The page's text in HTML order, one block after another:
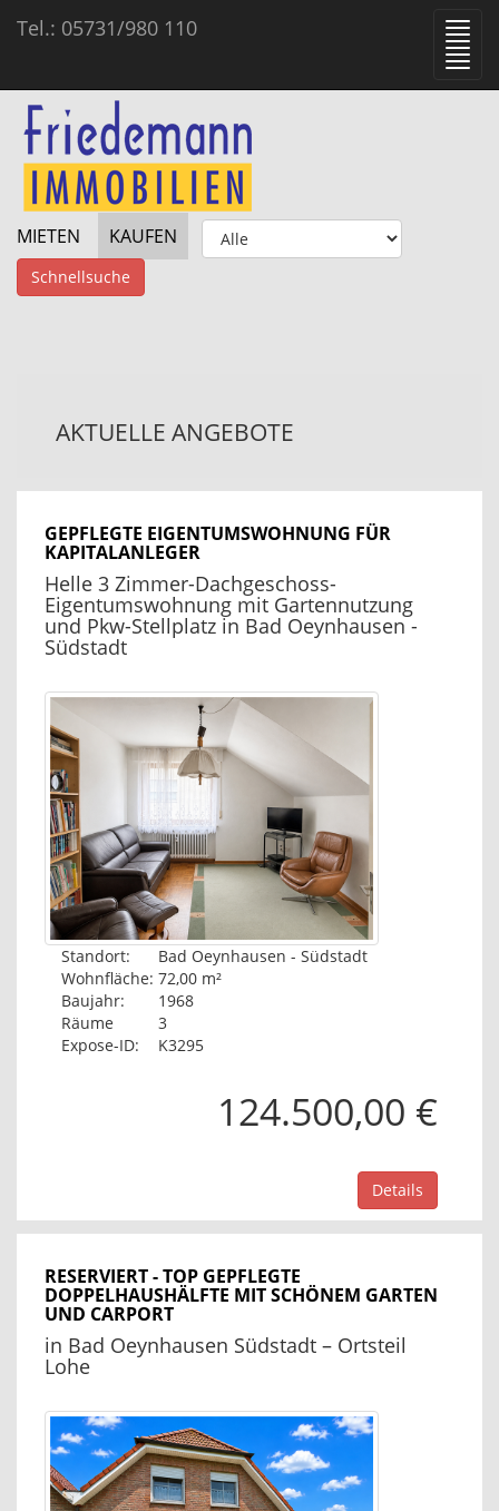
Tel.: 05731/980 110
MIETEN KAUFEN
Schnellsuche
AKTUELLE ANGEBOTE
GEPFLEGTE EIGENTUMSWOHNUNG FÜR
KAPITALANLEGER
Helle 3 Zimmer-Dachgeschoss-
Eigentumswohnung mit Gartennutzung
und Pkw-Stellplatz in Bad Oeynhausen -
Südstadt
Standort:
Bad Oeynhausen - Südstadt
Wohnfläche: 72,00 m²
Baujahr:
1968
Räume
3
Expose-ID:
K3295
124.500,00 €
Details
RESERVIERT - TOP GEPFLEGTE
DOPPELHAUSHÄLFTE MIT SCHÖNEM GARTEN
UND CARPORT
in Bad Oeynhausen Südstadt – Ortsteil
Lohe